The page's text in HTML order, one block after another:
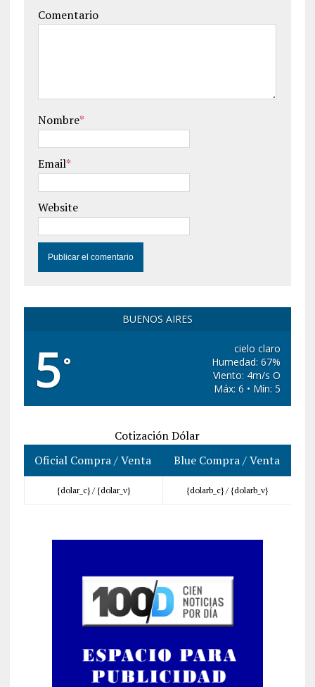
Comentario
Nombre*
Email*
Website
BUENOS AIRES
5°
cielo claro
Humedad: 67%
Viento: 4m/s O
Máx: 6 • Mín: 5
Cotización Dólar
Oficial Compra / Venta
Blue Compra / Venta
{dolar_c} / {dolar_v} {dolarb_c} / {dolarb_v}